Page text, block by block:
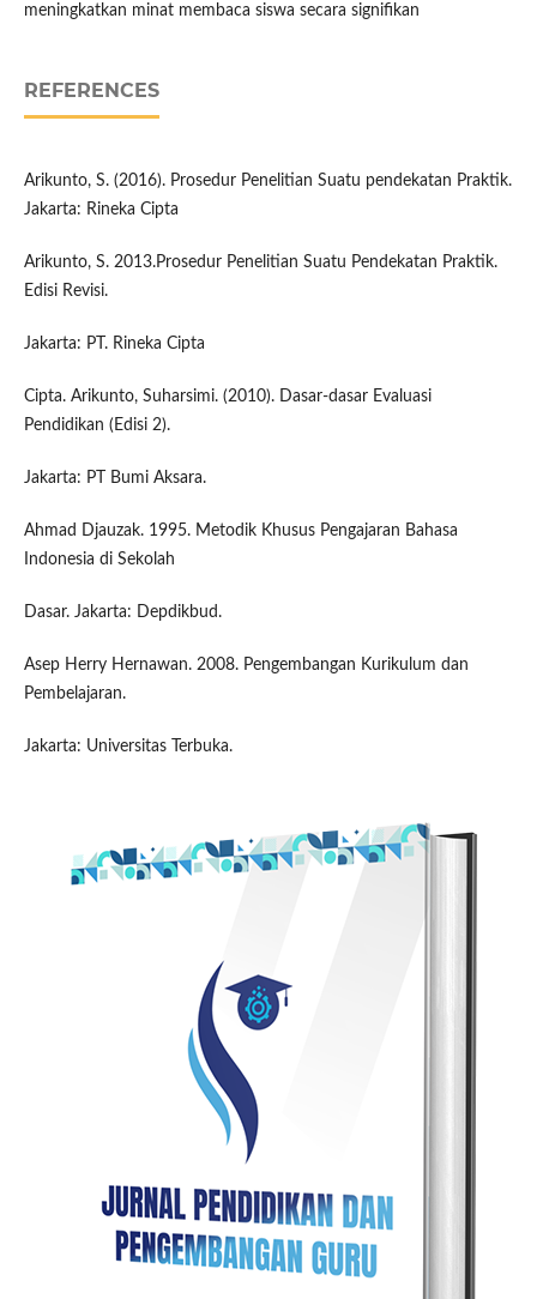
meningkatkan minat membaca siswa secara signifikan
REFERENCES
Arikunto, S. (2016). Prosedur Penelitian Suatu pendekatan Praktik.
Jakarta: Rineka Cipta
Arikunto, S. 2013.Prosedur Penelitian Suatu Pendekatan Praktik.
Edisi Revisi.
Jakarta: PT. Rineka Cipta
Cipta. Arikunto, Suharsimi. (2010). Dasar-dasar Evaluasi
Pendidikan (Edisi 2).
Jakarta: PT Bumi Aksara.
Ahmad Djauzak. 1995. Metodik Khusus Pengajaran Bahasa
Indonesia di Sekolah
Dasar. Jakarta: Depdikbud.
Asep Herry Hernawan. 2008. Pengembangan Kurikulum dan
Pembelajaran.
Jakarta: Universitas Terbuka.